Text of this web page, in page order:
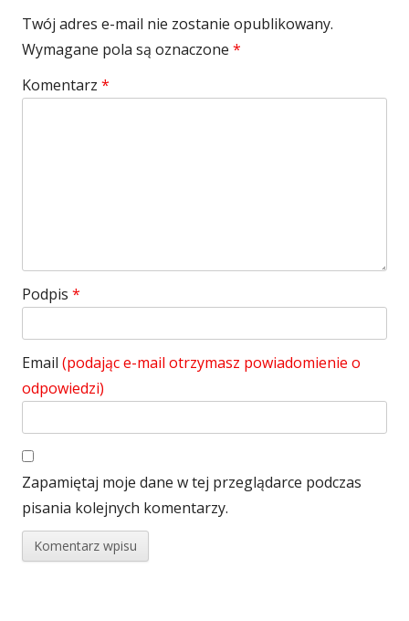
Twój adres e-mail nie zostanie opublikowany.
Wymagane pola są oznaczone *
Komentarz *
Podpis *
Email (podając e-mail otrzymasz powiadomienie o
odpowiedzi)
Zapamiętaj moje dane w tej przeglądarce podczas
pisania kolejnych komentarzy.